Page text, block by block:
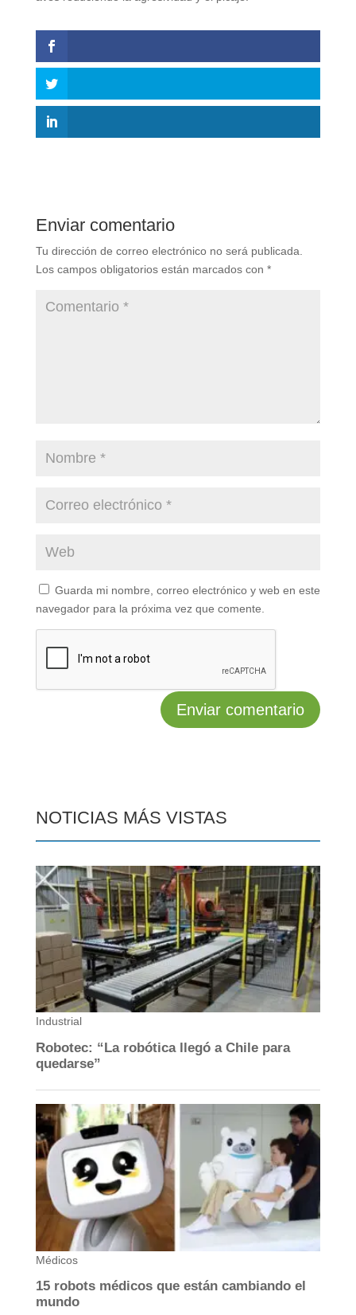
Enviar comentario
Tu dirección de correo electrónico no será publicada.
Los campos obligatorios están marcados con *
Guarda mi nombre, correo electrónico y web en este
navegador para la próxima vez que comente.
NOTICIAS MÁS VISTAS